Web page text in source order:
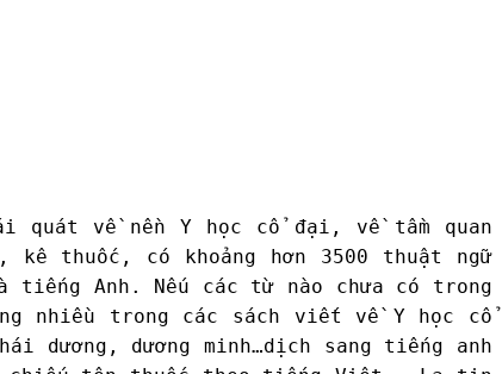
quát về nền Y học cổ đại, về tầm quan
kê thuốc, có khoảng hơn 3500 thuật ngữ
tiếng Anh. Nếu các từ nào chưa có trong
nhiều trong các sách viết về Y học cổ
dương, dương minh…dịch sang tiếng anh